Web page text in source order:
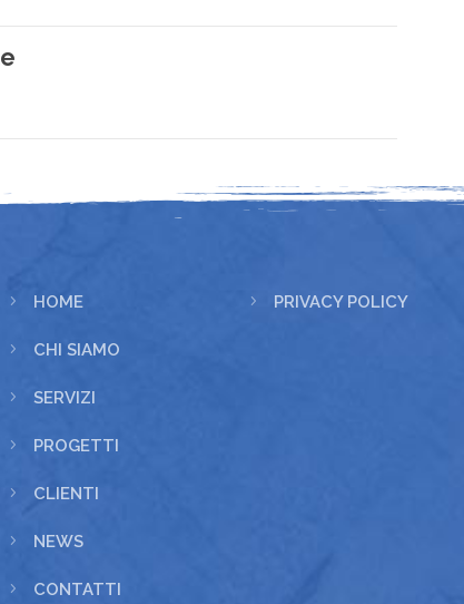
5 HOME
5 CHI SIAMO
5 SERVIZI
5 PROGETTI
5 CLIENTI
5 NEWS
5 CONTATTI
5 PRIVACY POLICY